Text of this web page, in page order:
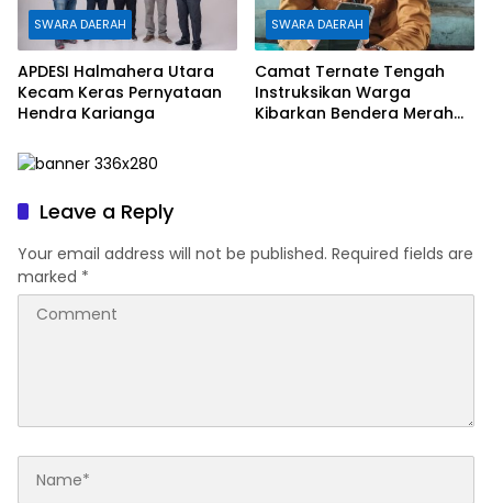
SWARA DAERAH
APDESI Halmahera Utara
Kecam Keras Pernyataan
Hendra Karianga
SWARA DAERAH
Camat Ternate Tengah
Instruksikan Warga
Kibarkan Bendera Merah
Leave a Reply
Your email address will not be published. Required fields are
marked *